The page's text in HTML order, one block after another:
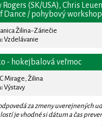
(SK/USA), Chris
Dance / pohybový workshop
Žilina-Záriečie
Vzdelávanie
- hokejbalová veľmoc
Mirage, Žilina
Výstavy
za zmeny uverejnených
je vhodné si dátum a čas